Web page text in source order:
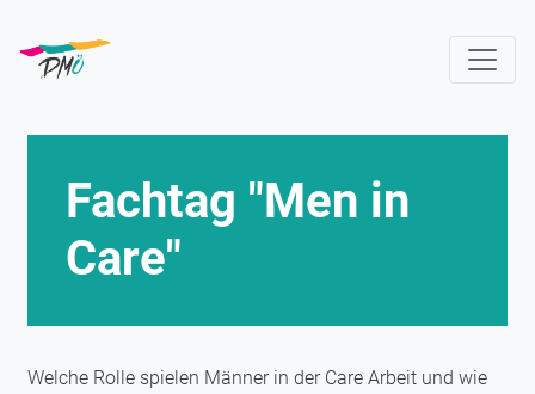
zum
Inhalt
Fachtag "Men in
Care"
Welche Rolle spielen Männer in der Care Arbeit und wie